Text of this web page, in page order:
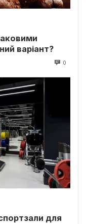
варіант?
0
для